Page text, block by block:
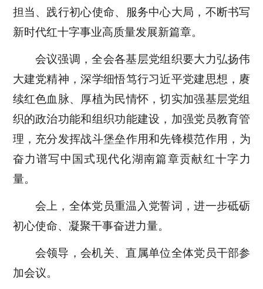
担当、践行初心使命、服务中心大局，不断书写
新时代红十字事业高质量发展新篇章。
会议强调，全会各基层党组织要大力弘扬伟
大建党精神，深学细悟笃行习近平党建思想，赓
续红色血脉、厚植为民情怀，切实加强基层党组
织的政治功能和组织功能建设，加强党员教育管
理，充分发挥战斗堡垒作用和先锋模范作用， 为
奋力谱写中国式现代化湖南篇章贡献红十字力
量。
会上，全体党员重温入党誓词，进一步砥砺
初心使命、凝聚干事奋进力量。
会领导，会机关、直属单位全体党员干部参
加会议。